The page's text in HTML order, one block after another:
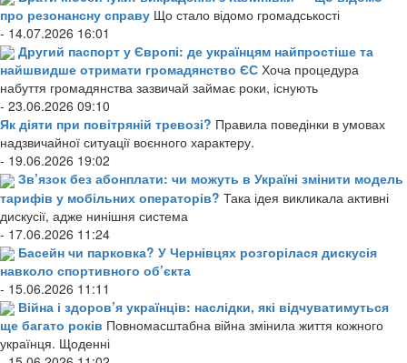
про резонансну справу Що стало відомо громадськості
- 14.07.2026 16:01
Другий паспорт у Європі: де українцям найпростіше та
найшвидше отримати громадянство ЄС Хоча процедура
набуття громадянства зазвичай займає роки, існують
- 23.06.2026 09:10
Як діяти при повітряній тревозі? Правила поведінки в умовах
надзвичайної ситуації воєнного характеру.
- 19.06.2026 19:02
Зв’язок без абонплати: чи можуть в Україні змінити модель
тарифів у мобільних операторів? Така ідея викликала активні
дискусії, адже нинішня система
- 17.06.2026 11:24
Басейн чи парковка? У Чернівцях розгорілася дискусія
навколо спортивного об’єкта
- 15.06.2026 11:11
Війна і здоров’я українців: наслідки, які відчуватимуться
ще багато років Повномасштабна війна змінила життя кожного
українця. Щоденні